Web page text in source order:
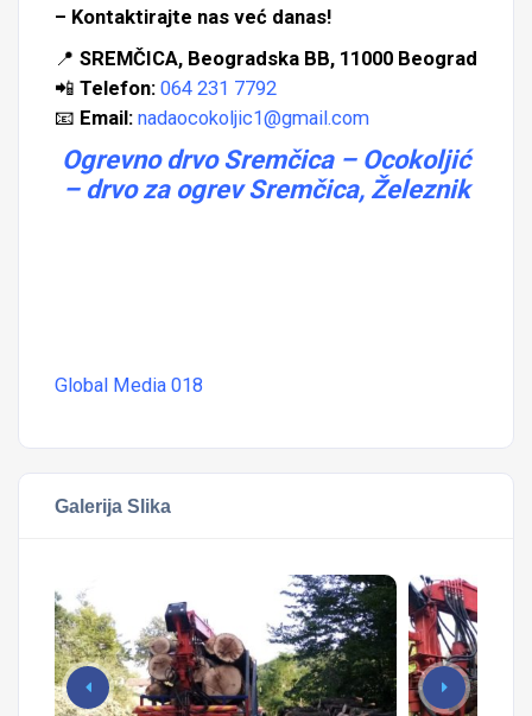
– Kontaktirajte nas već danas!
📍 SREMČICA, Beogradska BB, 11000 Beograd
📲 Telefon: 064 231 7792
📧 Email: nadaocokoljic1@gmail.com
Ogrevno drvo Sremčica – Ocokoljić
– drvo za ogrev Sremčica, Železnik
Global Media 018
Galerija Slika